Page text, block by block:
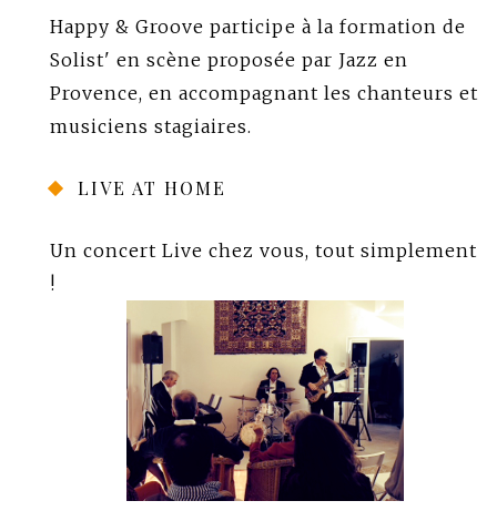
Happy & Groove participe à la formation de
Solist' en scène proposée par Jazz en
Provence, en accompagnant les chanteurs et
musiciens stagiaires.
LIVE AT HOME
Un concert Live chez vous, tout simplement
!